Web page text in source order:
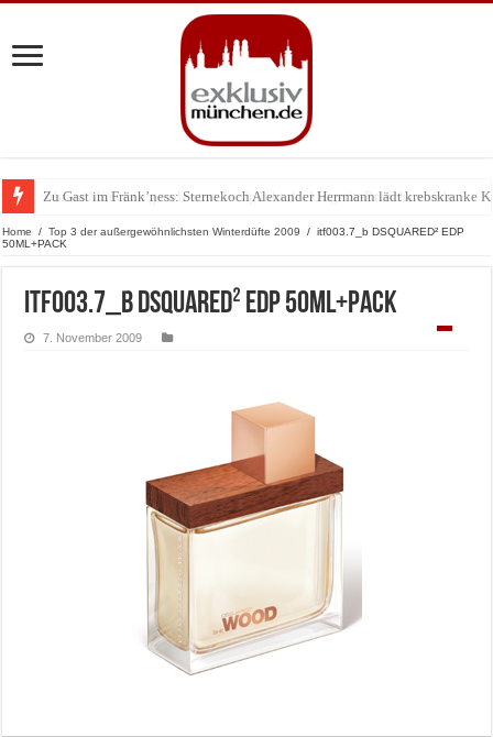
Zu Gast im Fränk’ness: Sternekoch Alexander Herrmann lädt krebskranke
Warum München gerade zum Treffpunkt der Lingerie-Branche wurde
Home / Top 3 der außergewöhnlichsten Winterdüfte 2009 / itf003.7_b DSQUARED² EDP
50ML+PACK
itf003.7_b DSQUARED² EDP 50ML+PACK
7. November 2009